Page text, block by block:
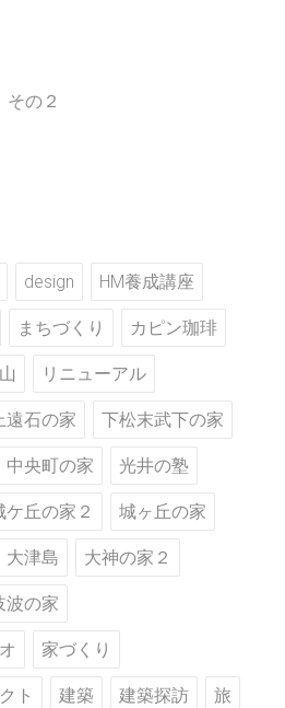
の２
design HM養成講座
まちづくり カピン珈琲
リニューアル
遠石の家 下松末武下の家
中央町の家 光井の塾
ケ丘の家２ 城ヶ丘の家
大津島 大神の家２
波の家
家づくり
ト 建築 建築探訪 旅